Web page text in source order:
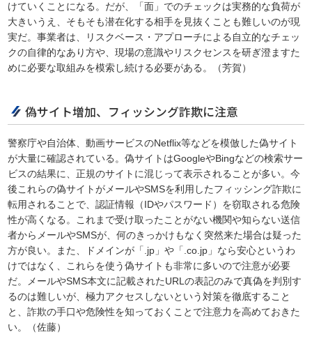
けていくことになる。だが、「面」でのチェックは実務的な負荷が
大きいうえ、そもそも潜在化する相手を見抜くことも難しいのが現
実だ。事業者は、リスクベース・アプローチによる自立的なチェッ
クの自律的なあり方や、現場の意識やリスクセンスを研ぎ澄ますた
めに必要な取組みを模索し続ける必要がある。（芳賀）
偽サイト増加、フィッシング詐欺に注意
警察庁や自治体、動画サービスのNetflix等などを模倣した偽サイト
が大量に確認されている。偽サイトはGoogleやBingなどの検索サー
ビスの結果に、正規のサイトに混じって表示されることが多い。今
後これらの偽サイトがメールやSMSを利用したフィッシング詐欺に
転用されることで、認証情報（IDやパスワード）を窃取される危険
性が高くなる。これまで受け取ったことがない機関や知らない送信
者からメールやSMSが、何のきっかけもなく突然来た場合は疑った
方が良い。また、ドメインが「.jp」や「.co.jp」なら安心というわ
けではなく、これらを使う偽サイトも非常に多いので注意が必要
だ。メールやSMS本文に記載されたURLの表記のみで真偽を判別す
るのは難しいが、極力アクセスしないという対策を徹底すること
と、詐欺の手口や危険性を知っておくことで注意力を高めておきた
い。（佐藤）